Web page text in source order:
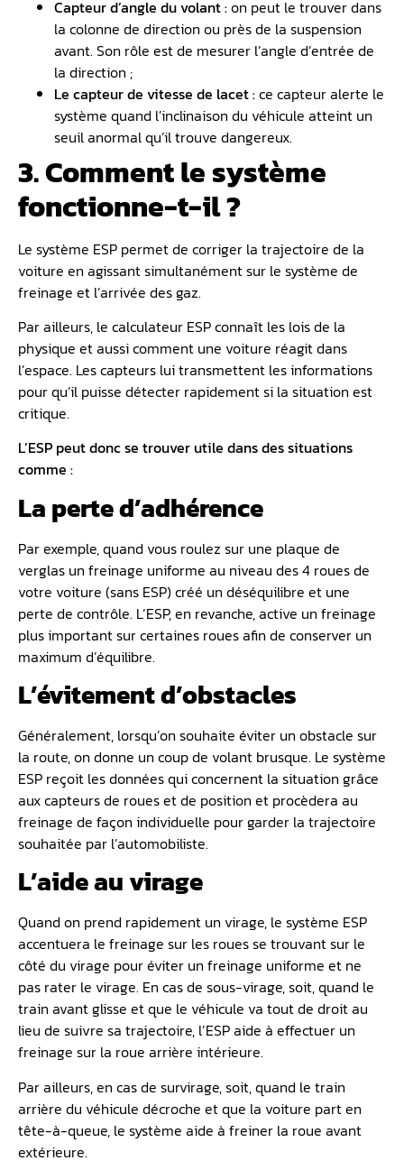
Capteur d’angle du volant :on peut le trouver dans
la colonne de direction ou près de la suspension
avant. Son rôle est de mesurer l’angle d’entrée de
la direction ;
Le capteur de vitesse de lacet :ce capteur alerte le
système quand l’inclinaison du véhicule atteint un
seuil anormal qu’il trouve dangereux.
3. Comment le système
fonctionne-t-il ?
Le système ESP permet de corriger la trajectoire de la
voiture en agissant simultanément sur le système de
freinage et l’arrivée des gaz.
Par ailleurs, le calculateur ESP connaît les lois de la
physique et aussi comment une voiture réagit dans
l’espace. Les capteurs lui transmettent les informations
pour qu’il puisse détecter rapidement si la situation est
critique.
L’ESP peut donc se trouver utile dans des situations
comme :
La perte d’adhérence
Par exemple, quand vous roulez sur une plaque de
verglas un freinage uniforme au niveau des 4 roues de
votre voiture (sans ESP) créé un déséquilibre et une
perte de contrôle. L’ESP, en revanche, active un freinage
plus important sur certaines roues afin de conserver un
maximum d’équilibre.
L’évitement d’obstacles
Généralement, lorsqu’on souhaite éviter un obstacle sur
la route, on donne un coup de volant brusque. Le système
ESP reçoit les données qui concernent la situation grâce
aux capteurs de roues et de position et procèdera au
freinage de façon individuelle pour garder la trajectoire
souhaitée par l’automobiliste.
L’aide au virage
Quand on prend rapidement un virage, le système ESP
accentuera le freinage sur les roues se trouvant sur le
côté du virage pour éviter un freinage uniforme et ne
pas rater le virage. En cas de sous-virage, soit, quand le
train avant glisse et que le véhicule va tout de droit au
lieu de suivre sa trajectoire, l’ESP aide à effectuer un
freinage sur la roue arrière intérieure.
Par ailleurs, en cas de survirage, soit, quand le train
arrière du véhicule décroche et que la voiture part en
tête-à-queue, le système aide à freiner la roue avant
extérieure.